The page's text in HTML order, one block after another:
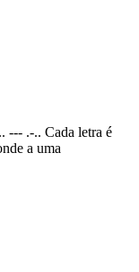
--- .-.. Cada letra é
a uma